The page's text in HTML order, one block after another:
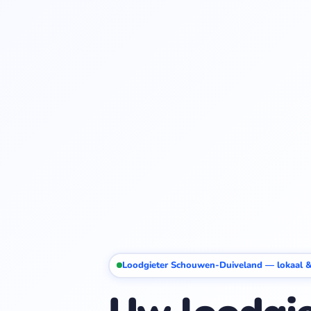
Loodgieter Schouwen-Duiveland — lokaal